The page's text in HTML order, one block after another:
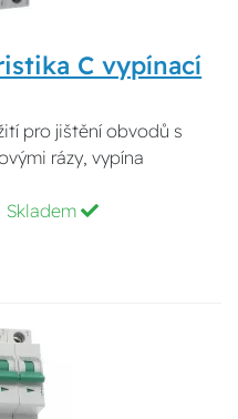
C vypínací
pro jištění obvodů s
rázy, vypína
Skladem